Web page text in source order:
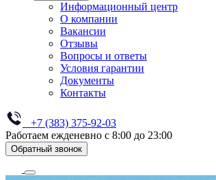
Информационный центр
О компании
Вакансии
Отзывы
Вопросы и ответы
Условия гарантии
Документы
Контакты
+7 (383) 375-92-03
Работаем ежденевно с 8:00 до 23:00
Обратный звонок